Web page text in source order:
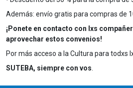
Además: envío gratis para compras de
¡Ponete en contacto con lxs
aprovechar estos convenios!
Por más acceso a la Cultura para todxs
SUTEBA, siempre con vos